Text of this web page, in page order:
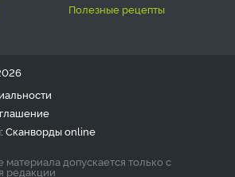
полезные рецепты
Сканвордыonline
допускается только с
редакции